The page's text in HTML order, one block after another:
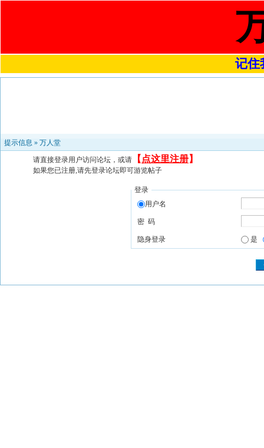
记住
提示信息 » 万人堂
请直接登录用户访问论坛，或请 【 点这里注册】
如果您已注册,请先登录论坛即可游览帖子
登录
用户名
密 码
隐身登录 是